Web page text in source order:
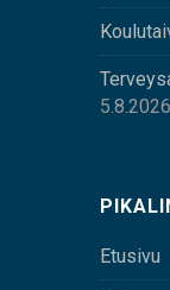
5.8.2026
Etusivu